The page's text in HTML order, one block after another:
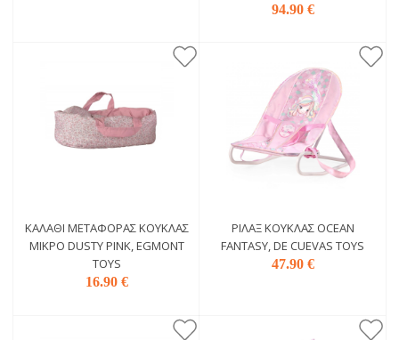
94.90 €
KΑΛΆΘΙ ΜΕΤΑΦΟΡΆΣ ΚΟΎΚΛΑΣ
ΜΙΚΡΌ DUSTY PINK, EGMONT
TOYS
16.90 €
ΡΙΛΆΞ ΚΟΎΚΛΑΣ OCEAN
FANTASY, DE CUEVAS TOYS
47.90 €